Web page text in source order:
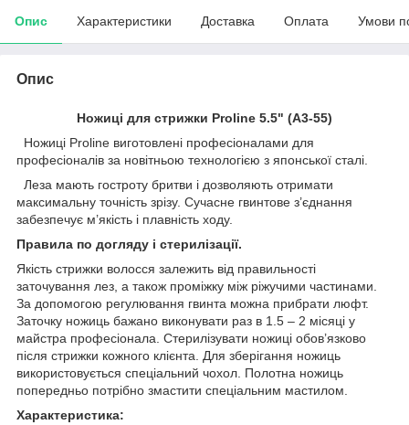
Опис Характеристики Доставка Оплата Умови
Опис
Ножиці для стрижки Proline 5.5" (A3-55)
Ножиці Proline виготовлені професіоналами для
професіоналів за новітньою технологією з японської сталі.
Леза мають гостроту бритви і дозволяють отримати
максимальну точність зрізу. Сучасне гвинтове з’єднання
забезпечує м’якість і плавність ходу.
Правила по догляду і стерилізації.
Якість стрижки волосся залежить від правильності
заточування лез, а також проміжку між ріжучими частинами.
За допомогою регулювання гвинта можна прибрати люфт.
Заточку ножиць бажано виконувати раз в 1.5 – 2 місяці у
майстра професіонала. Стерилізувати ножиці обов’язково
після стрижки кожного клієнта. Для зберігання ножиць
використовується спеціальний чохол. Полотна ножиць
попередньо потрібно змастити спеціальним мастилом.
Характеристика: